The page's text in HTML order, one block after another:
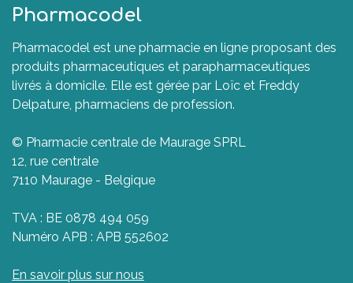
Pharmacodel
Pharmacodel est une pharmacie en ligne proposant des
produits pharmaceutiques et parapharmaceutiques
livrés à domicile. Elle est gérée par Loïc et Freddy
Delpature, pharmaciens de profession.
© Pharmacie centrale de Maurage SPRL
12, rue centrale
7110 Maurage - Belgique
TVA : BE 0878 494 059
Numéro APB : APB 552602
En savoir plus sur nous